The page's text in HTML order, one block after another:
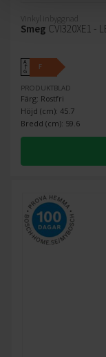
Vinkyl inbyggnad
Smeg CVI320XE1 -
A
↑
G
F
PRODUKTBLAD
Färg: Rostfri
Höjd (cm): 45.7
Bredd (cm): 59.6